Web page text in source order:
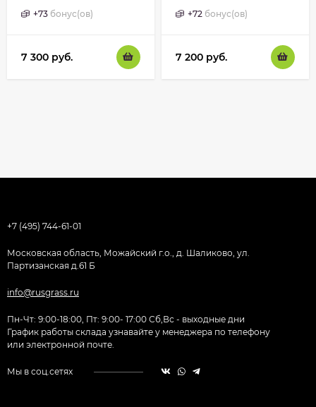
+73 бонус(ов)
7 300 руб.
+72 бонус(ов)
7 200 руб.
+7 (495) 744-61-01
Московская область, Можайский г.о., д. Шаликово, ул.
Партизанская д.61 Б
info@rusgrass.ru
Пн-Чт: 9:00-18:00, Пт: 9:00- 17:00 Сб,Вс - выходные дни
График работы склада узнавайте у менеджера по телефону
или электронной почте.
Мы в соц.сетях